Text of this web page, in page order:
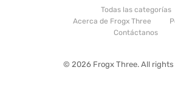
Todas las categorías
Acerca de Frogx Three
Contáctanos
© 2026 Frogx Three. All rights